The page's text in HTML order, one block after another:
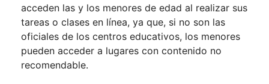
acceden las y los menores de edad al realizar sus
tareas o clases en línea, ya que, si no son las
oficiales de los centros educativos, los menores
pueden acceder a lugares con contenido no
recomendable.